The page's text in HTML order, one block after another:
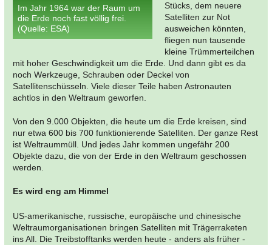
Im Jahr 1964 war der Raum um
die Erde noch fast völlig frei.
(Quelle: ESA)
Stücks, dem neuere
Satelliten zur Not
ausweichen könnten,
fliegen nun tausende
kleine Trümmerteilchen
mit hoher Geschwindigkeit um die Erde. Und dann gibt es da
noch Werkzeuge, Schrauben oder Deckel von
Satellitenschüsseln. Viele dieser Teile haben Astronauten
achtlos in den Weltraum geworfen.
Von den 9.000 Objekten, die heute um die Erde kreisen, sind
nur etwa 600 bis 700 funktionierende Satelliten. Der ganze Rest
ist Weltraummüll. Und jedes Jahr kommen ungefähr 200
Objekte dazu, die von der Erde in den Weltraum geschossen
werden.
Es wird eng am Himmel
US-amerikanische, russische, europäische und chinesische
Weltraumorganisationen bringen Satelliten mit Trägerraketen
ins All. Die Treibstofftanks werden heute - anders als früher -